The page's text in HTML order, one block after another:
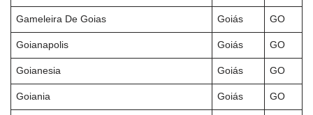
Gameleira De Goias Goiás GO
Goianapolis Goiás GO
Goianesia Goiás GO
Goiania Goiás GO